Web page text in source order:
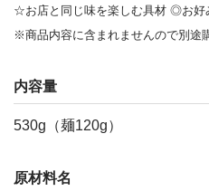
☆お店と同じ味を楽しむ具材 ◎お
※商品内容に含まれませんので別途
内容量
530g（麺120g）
原材料名